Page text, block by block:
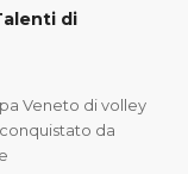
di
Veneto di volley
da